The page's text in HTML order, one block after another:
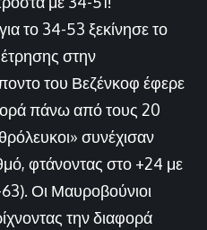
το 34-53 ξεκίνησε το
στην
του Βεζένκοφ έφερε
πάνω από τους 20
συνέχισαν
φτάνοντας στο +24 με
Οι Μαυροβούνιοι
την διαφορά